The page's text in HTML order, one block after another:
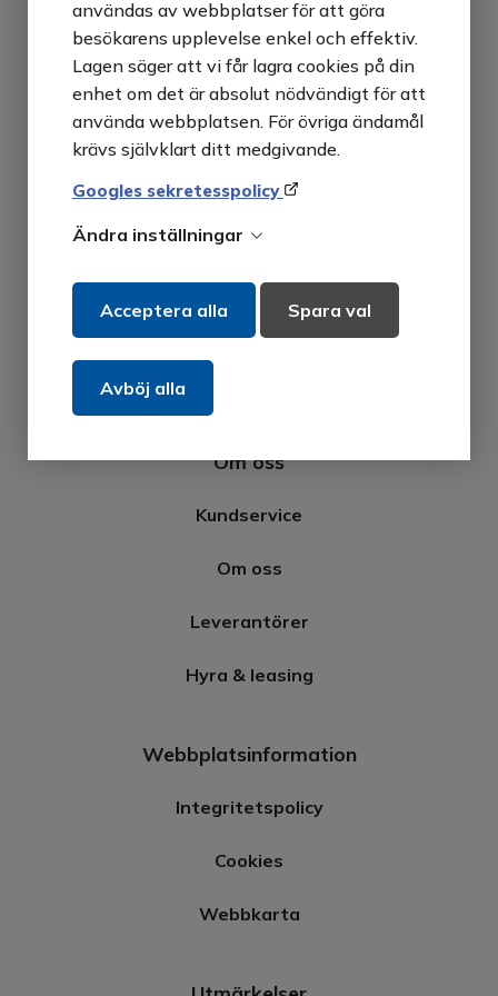
användas av webbplatser för att göra
besökarens upplevelse enkel och effektiv.
Lagen säger att vi får lagra cookies på din
enhet om det är absolut nödvändigt för att
använda webbplatsen. För övriga ändamål
krävs självklart ditt medgivande.
Googles sekretesspolicy
Ändra inställningar
Acceptera alla Spara val
Avböj alla
klimattestning och vattenrening.
Kontaktuppgifter
+46 455 332 770
Tennvägen 1, 371 50 Karlskrona
Om oss
Kundservice
Om oss
Leverantörer
Hyra & leasing
Webbplatsinformation
Integritetspolicy
Cookies
Webbkarta